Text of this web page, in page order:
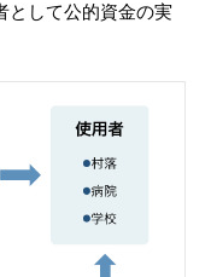
として公的資金の実